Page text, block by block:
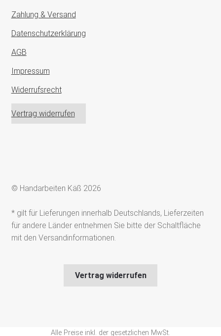
Zahlung & Versand
Datenschutzerklärung
AGB
Impressum
Widerrufsrecht
Vertrag widerrufen
© Handarbeiten Käß 2026
* gilt für Lieferungen innerhalb Deutschlands, Lieferzeiten
für andere Länder entnehmen Sie bitte der Schaltfläche
mit den Versandinformationen.
Vertrag widerrufen
Alle Preise inkl. der gesetzlichen MwSt.